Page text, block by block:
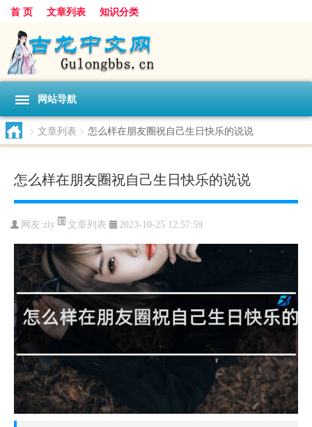
首 页 文章列表 知识分类
网站导航
> 文章列表 > 怎么样在朋友圈祝自己生日快乐的说说
怎么样在朋友圈祝自己生日快乐的说说
网友:zly 文章列表 2023-10-25 12:57:59